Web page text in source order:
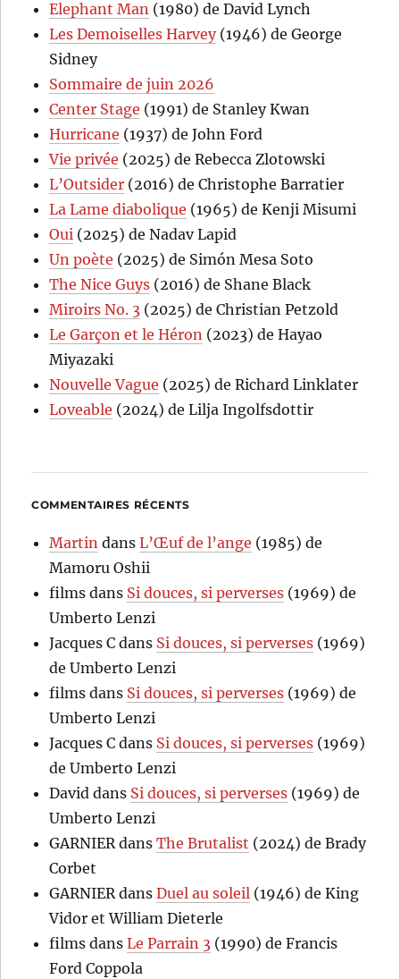
Elephant Man (1980) de David Lynch
Les Demoiselles Harvey(1946) de George
Sidney
Sommaire de juin 2026
Center Stage (1991) de Stanley Kwan
Hurricane (1937) de John Ford
Vie privée (2025) de Rebecca Zlotowski
L’Outsider (2016) de Christophe Barratier
La Lame diabolique (1965) de Kenji Misumi
Oui (2025) de Nadav Lapid
Un poète (2025) de Simón Mesa Soto
The Nice Guys (2016) de Shane Black
Miroirs No. 3 (2025) de Christian Petzold
Le Garçon et le Héron (2023) de Hayao
Miyazaki
Nouvelle Vague (2025) de Richard Linklater
Loveable (2024) de Lilja Ingolfsdottir
COMMENTAIRES RÉCENTS
Martin dansL’Œuf de l’ange (1985) de
Mamoru Oshii
films dans Si douces, si perverses (1969) de
Umberto Lenzi
Jacques C dans Si douces, si perverses (1969)
de Umberto Lenzi
films dans Si douces, si perverses (1969) de
Umberto Lenzi
Jacques C dans Si douces, si perverses (1969)
de Umberto Lenzi
David dans Si douces, si perverses (1969) de
Umberto Lenzi
GARNIER dansThe Brutalist (2024) de Brady
Corbet
GARNIER dansDuel au soleil (1946) de King
Vidor et William Dieterle
films dansLe Parrain 3 (1990) de Francis
Ford Coppola